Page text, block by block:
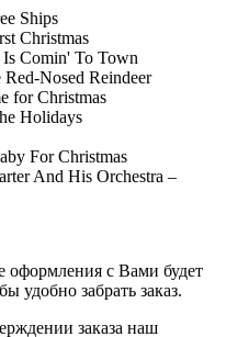
Ships
Christmas
Comin' To Town
Nosed Reindeer
for Christmas
Holidays
For Christmas
And His Orchestra –
оформления с Вами будет
удобно забрать заказ.
заказа наш